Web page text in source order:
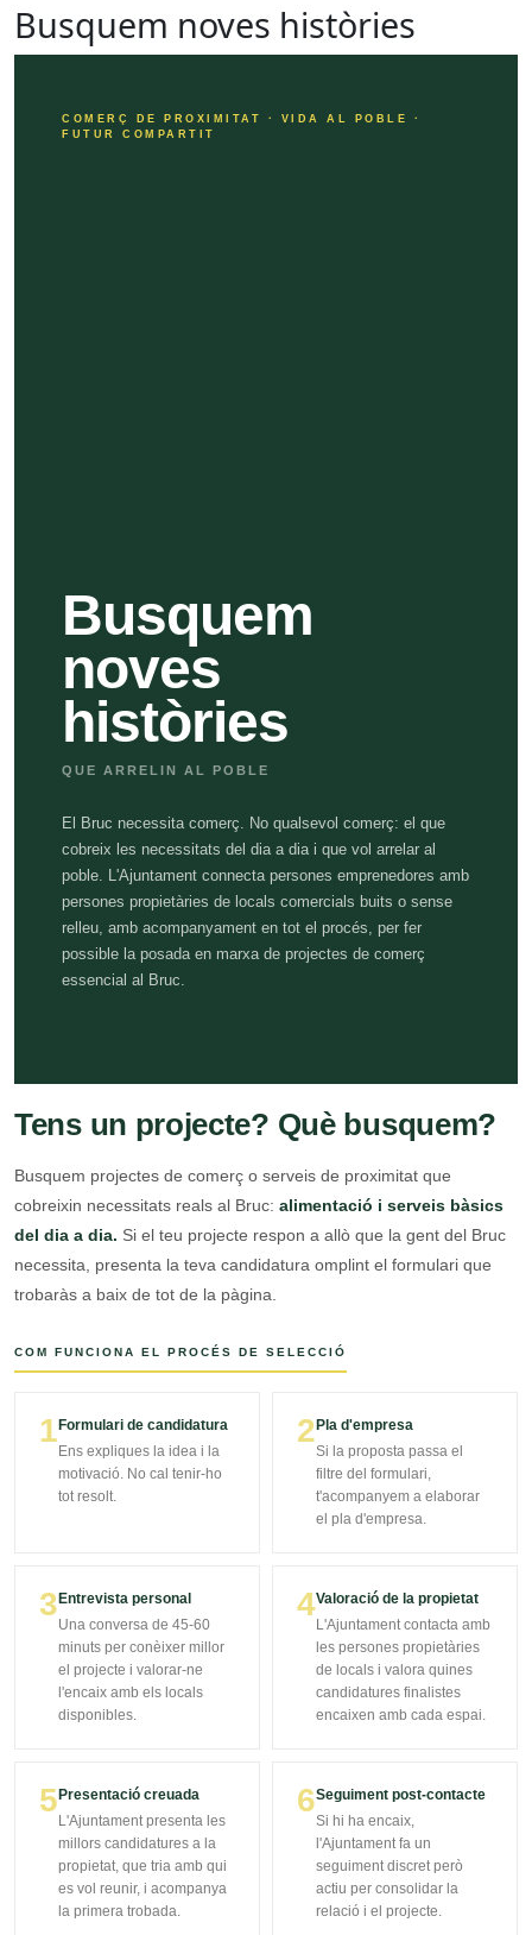
Busquem noves històries
COMERÇ DE PROXIMITAT · VIDA AL POBLE ·
FUTUR COMPARTIT
Busquem
noves
històries
QUE ARRELIN AL POBLE
El Bruc necessita comerç. No qualsevol comerç: el que
cobreix les necessitats del dia a dia i que vol arrelar al
poble. L'Ajuntament connecta persones emprenedores amb
persones propietàries de locals comercials buits o sense
relleu, amb acompanyament en tot el procés, per fer
possible la posada en marxa de projectes de comerç
essencial al Bruc.
Tens un projecte? Què busquem?
Busquem projectes de comerç o serveis de proximitat que
cobreixin necessitats reals al Bruc: alimentació i serveis bàsics
del dia a dia. Si el teu projecte respon a allò que la gent del Bruc
necessita, presenta la teva candidatura omplint el formulari que
trobaràs a baix de tot de la pàgina.
COM FUNCIONA EL PROCÉS DE SELECCIÓ
1 Formulari de candidatura
Ens expliques la idea i la
motivació. No cal tenir-ho
tot resolt.
2 Pla d'empresa
Si la proposta passa el
filtre del formulari,
t'acompanyem a elaborar
el pla d'empresa.
3 Entrevista personal
Una conversa de 45-60
minuts per conèixer millor
el projecte i valorar-ne
l'encaix amb els locals
disponibles.
4Valoració de la propietat
L'Ajuntament contacta amb
les persones propietàries
de locals i valora quines
candidatures finalistes
encaixen amb cada espai.
5 Presentació creuada
L'Ajuntament presenta les
millors candidatures a la
propietat, que tria amb qui
es vol reunir, i acompanya
la primera trobada.
6Seguiment post-contacte
Si hi ha encaix,
l'Ajuntament fa un
seguiment discret però
actiu per consolidar la
relació i el projecte.